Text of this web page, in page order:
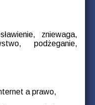
zniewaga,
podżeganie,
a prawo,